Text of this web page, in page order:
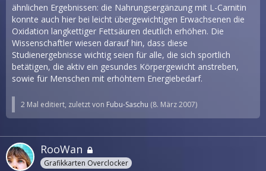
ähnlichen Ergebnissen: die Nahrungsergänzung mit L-Carnitin
konnte auch hier bei leicht übergewichtigen Erwachsenen die
Oxidation langkettiger Fettsäuren deutlich erhöhen. Die
Wissenschaftler wiesen darauf hin, dass diese
Studienergebnisse wichtig seien für alle, die sich sportlich
betätigen, die aktiv ein gesundes Körpergewicht anstreben,
sowie für Menschen mit erhöhtem Energiebedarf.
2 Mal editiert, zuletzt von Fubu-Saschu (8. März 2007)
RooWan
Grafikkarten Overclocker